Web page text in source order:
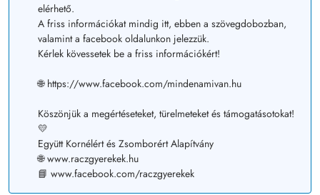
elérhető.
A friss információkat mindig itt, ebben a szövegdobozban,
valamint a facebook oldalunkon jelezzük.
Kérlek kövessetek be a friss információkért!
🌐 https://www.facebook.com/mindenamivan.hu
Köszönjük a megértéseteket, türelmeteket és támogatásotokat!
💛
Együtt Kornélért és Zsomborért Alapítvány
🌐 www.raczgyerekek.hu
📘 www.facebook.com/raczgyerekek